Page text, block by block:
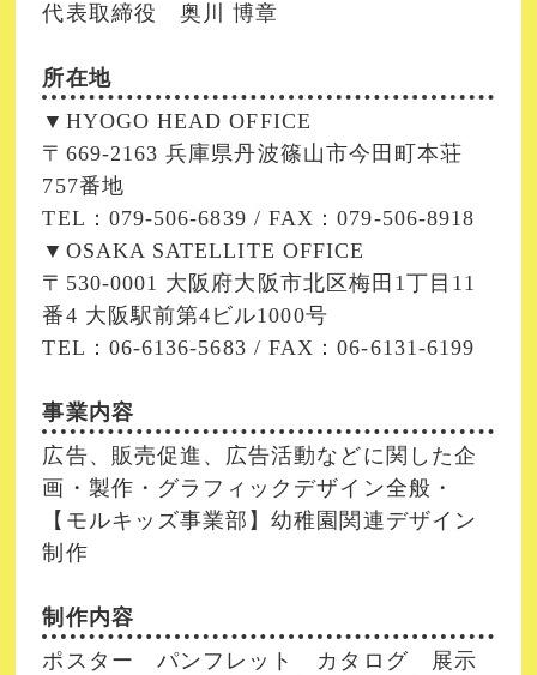
代表取締役 奥川 博章
所在地
▼HYOGO HEAD OFFICE
〒669-2163 兵庫県丹波篠山市今田町本荘
757番地
TEL：079-506-6839 / FAX：079-506-8918
▼OSAKA SATELLITE OFFICE
〒530-0001 大阪府大阪市北区梅田1丁目11
番4 大阪駅前第4ビル1000号
TEL：06-6136-5683 / FAX：06-6131-6199
事業内容
広告、販売促進、広告活動などに関した企
画・製作・グラフィックデザイン全般・
【モルキッズ事業部】幼稚園関連デザイン
制作
制作内容
ポスター パンフレット カタログ 展示